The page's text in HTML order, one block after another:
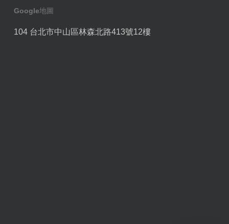
Google地圖
104 台北市中山區林森北路413號12樓